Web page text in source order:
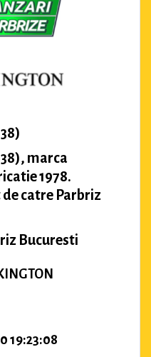
marca
1978.
catre Parbriz
Bucuresti
19:23:08